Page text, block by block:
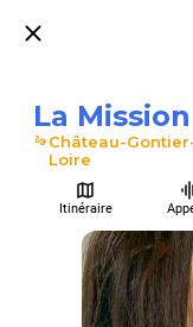
La
Château-
Loire
Itinéraire